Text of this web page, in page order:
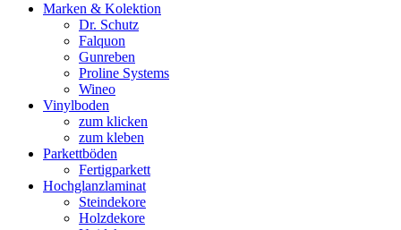
Marken & Kolektion
Dr. Schutz
Falquon
Gunreben
Proline Systems
Wineo
Vinylboden
zum klicken
zum kleben
Parkettböden
Fertigparkett
Hochglanzlaminat
Steindekore
Holzdekore